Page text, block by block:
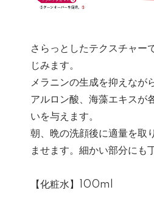
さらっとしたテクスチャー
じみます。
メラニンの生成を抑えなが
アルロン酸、海藻エキスが
いを与えます。
朝、晩の洗顔後に適量を取
ませます。細かい部分にも
【化粧水】100ml